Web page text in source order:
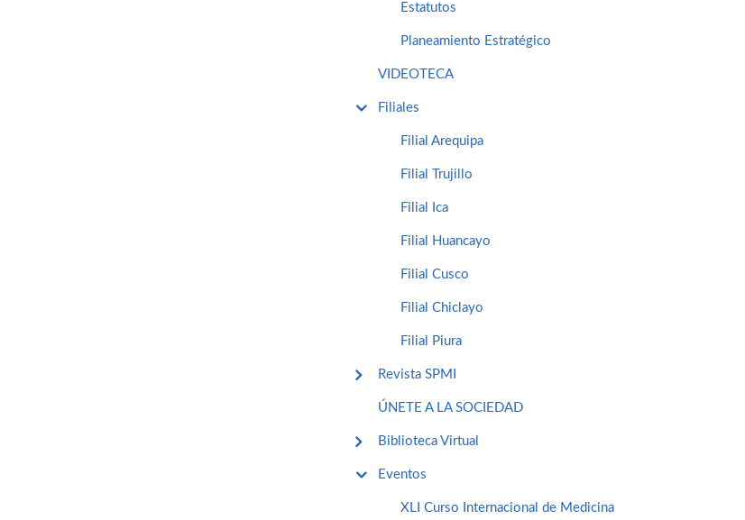
Estatutos
Planeamiento Estratégico
VIDEOTECA
Filiales
Filial Arequipa
Filial Trujillo
Filial Ica
Filial Huancayo
Filial Cusco
Filial Chiclayo
Filial Piura
Revista SPMI
ÚNETE A LA SOCIEDAD
Biblioteca Virtual
Eventos
XLI Curso Internacional de Medicina